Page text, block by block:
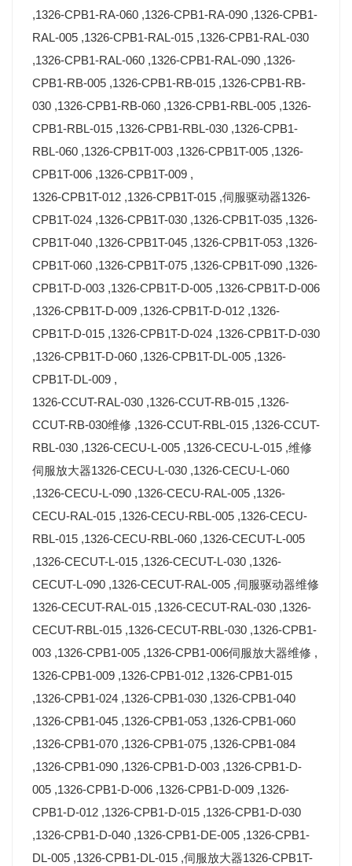
,1326-CPB1-RA-060 ,1326-CPB1-RA-090 ,1326-CPB1-
RAL-005 ,1326-CPB1-RAL-015 ,1326-CPB1-RAL-030
,1326-CPB1-RAL-060 ,1326-CPB1-RAL-090 ,1326-
CPB1-RB-005 ,1326-CPB1-RB-015 ,1326-CPB1-RB-
030 ,1326-CPB1-RB-060 ,1326-CPB1-RBL-005 ,1326-
CPB1-RBL-015 ,1326-CPB1-RBL-030 ,1326-CPB1-
RBL-060 ,1326-CPB1T-003 ,1326-CPB1T-005 ,1326-
CPB1T-006 ,1326-CPB1T-009 ,
1326-CPB1T-012 ,1326-CPB1T-015 ,伺服驱动器1326-
CPB1T-024 ,1326-CPB1T-030 ,1326-CPB1T-035 ,1326-
CPB1T-040 ,1326-CPB1T-045 ,1326-CPB1T-053 ,1326-
CPB1T-060 ,1326-CPB1T-075 ,1326-CPB1T-090 ,1326-
CPB1T-D-003 ,1326-CPB1T-D-005 ,1326-CPB1T-D-006
,1326-CPB1T-D-009 ,1326-CPB1T-D-012 ,1326-
CPB1T-D-015 ,1326-CPB1T-D-024 ,1326-CPB1T-D-030
,1326-CPB1T-D-060 ,1326-CPB1T-DL-005 ,1326-
CPB1T-DL-009 ,
1326-CCUT-RAL-030 ,1326-CCUT-RB-015 ,1326-
CCUT-RB-030维修 ,1326-CCUT-RBL-015 ,1326-CCUT-
RBL-030 ,1326-CECU-L-005 ,1326-CECU-L-015 ,维修
伺服放大器1326-CECU-L-030 ,1326-CECU-L-060
,1326-CECU-L-090 ,1326-CECU-RAL-005 ,1326-
CECU-RAL-015 ,1326-CECU-RBL-005 ,1326-CECU-
RBL-015 ,1326-CECU-RBL-060 ,1326-CECUT-L-005
,1326-CECUT-L-015 ,1326-CECUT-L-030 ,1326-
CECUT-L-090 ,1326-CECUT-RAL-005 ,伺服驱动器维修
1326-CECUT-RAL-015 ,1326-CECUT-RAL-030 ,1326-
CECUT-RBL-015 ,1326-CECUT-RBL-030 ,1326-CPB1-
003 ,1326-CPB1-005 ,1326-CPB1-006伺服放大器维修 ,
1326-CPB1-009 ,1326-CPB1-012 ,1326-CPB1-015
,1326-CPB1-024 ,1326-CPB1-030 ,1326-CPB1-040
,1326-CPB1-045 ,1326-CPB1-053 ,1326-CPB1-060
,1326-CPB1-070 ,1326-CPB1-075 ,1326-CPB1-084
,1326-CPB1-090 ,1326-CPB1-D-003 ,1326-CPB1-D-
005 ,1326-CPB1-D-006 ,1326-CPB1-D-009 ,1326-
CPB1-D-012 ,1326-CPB1-D-015 ,1326-CPB1-D-030
,1326-CPB1-D-040 ,1326-CPB1-DE-005 ,1326-CPB1-
DL-005 ,1326-CPB1-DL-015 ,伺服放大器1326-CPB1T-